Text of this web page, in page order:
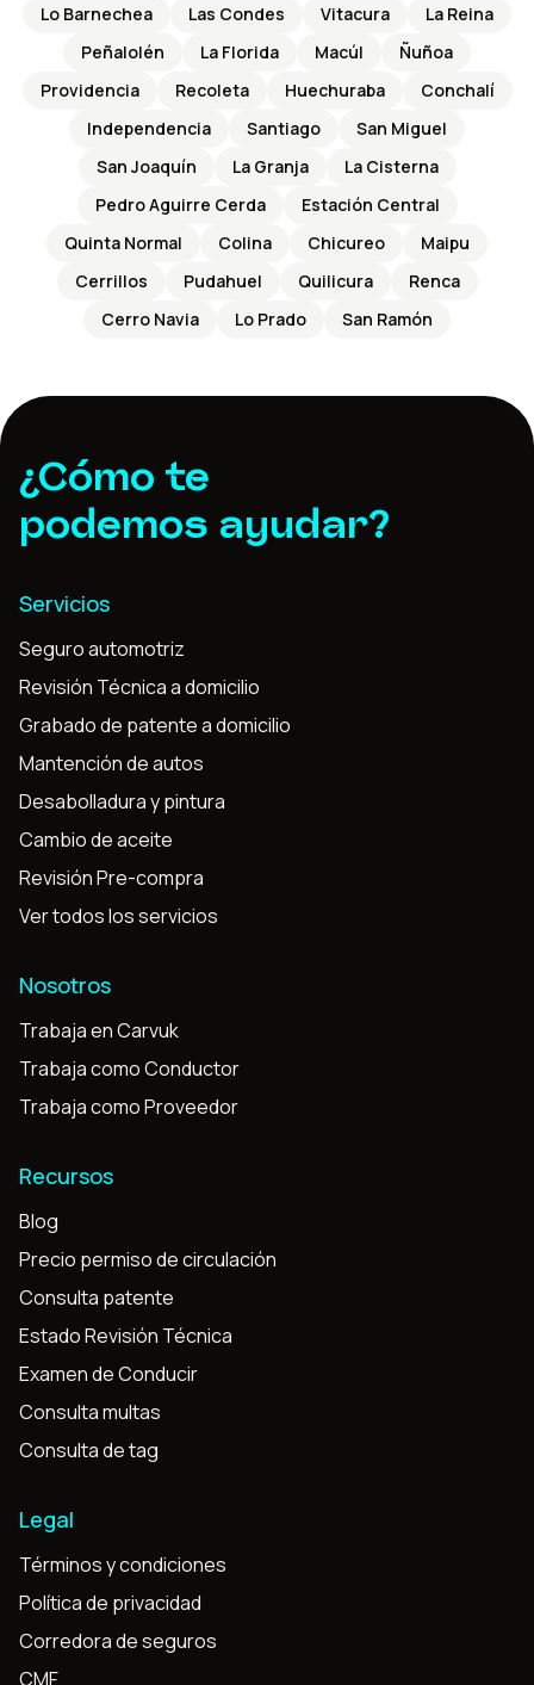
Lo Barnechea Las Condes Vitacura
La Reina
Peñalolén
La Florida Macúl
Ñuñoa
Providencia
Recoleta Huechuraba
Conchalí
Independencia
Santiago
San Miguel
San Joaquín
La Granja
La Cisterna
Pedro Aguirre Cerda
Estación Central
Quinta Normal
Colina Chicureo
Maipu
Cerrillos
Pudahuel Quilicura
Renca
Cerro Navia
Lo Prado San Ramón
¿Cómo te
podemos ayudar?
Servicios
Seguro automotriz
Revisión Técnica a domicilio
Grabado de patente a domicilio
Mantención de autos
Desabolladura y pintura
Cambio de aceite
Revisión Pre-compra
Ver todos los servicios
Nosotros
Trabaja en Carvuk
Trabaja como Conductor
Trabaja como Proveedor
Recursos
Blog
Precio permiso de circulación
Consulta patente
Estado Revisión Técnica
Examen de Conducir
Consulta multas
Consulta de tag
Legal
Términos y condiciones
Política de privacidad
Corredora de seguros
CMF